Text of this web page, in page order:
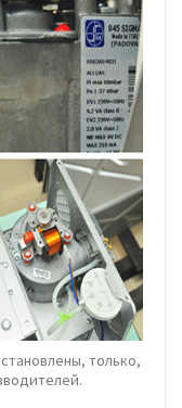
только,